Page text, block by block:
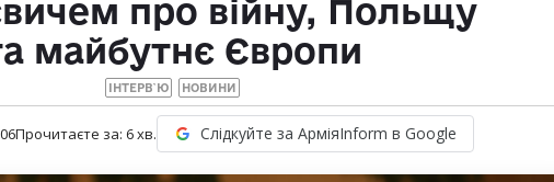
про війну, Польщу
майбутнє Європи
ІНТЕРВ`Ю НОВИНИ
Прочитаєте за: 6хв. Слідкуйте за АрміяInform в Google